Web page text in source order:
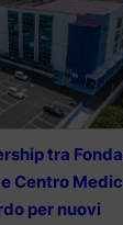
tra
Centro
per nuovi